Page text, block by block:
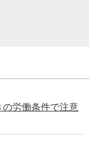
労働条件で注意